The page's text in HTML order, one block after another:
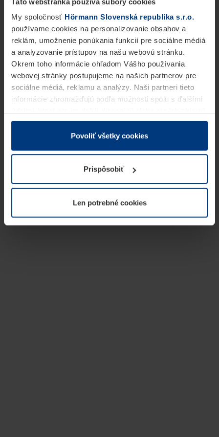
My spoločnosť Hörmann Slovenská republika s.r.o.
používame cookies na personalizovanie obsahov a
reklám, umožnenie ponúkania funkcií pre sociálne médiá
a analyzovanie prístupov na našu webovú stránku.
Okrem toho informácie ohľadom Vášho používania
webovej stránky postupujeme na našich partnerov pre
sociálne médiá, reklamu a analýzy. Naši partneri tieto
informácie zhromažďujú podľa možnosti spolu s ďalšími
v rámci Vášho využívania služieb.
Z právneho hľadiska môžeme cookies ukladať na Vašom
prevádzku tejto stránky. Pre všetky ostatné typy cookie
potrebujeme Vaše povolenie. Vaše povolenie môžete
kedykoľvek zmeniť alebo odvolať vo vysvetlení cookie
našej webovej stránky.
Povoliť všetky cookies
Prispôsobiť
Len potrebné cookies